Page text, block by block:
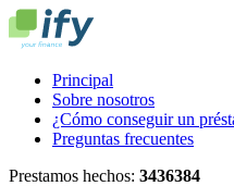
Principal
Sobre nosotros
¿Cómo conseguir un
Preguntas frecuentes
Prestamos hechos: 3436384